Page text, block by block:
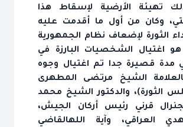
تهيئة الأرضية لإسقاط هذا
وكان من أول ما أقدمت عليه
الثورة لإضعاف نظام الجمهورية
هو اغتيال الشخصيات البارزة في
مدة قصيرة جدا تم اغتيال وجوه
الشيخ مرتضى المطهرى
الثورة)، والدكتور الشيخ محمد
قرني رئيس أركان الجيش،
العراقي، وآية الله‏القاضي